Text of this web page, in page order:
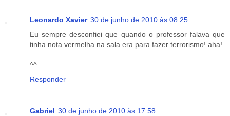
Leonardo Xavier 30 de junho de 2010 às 08:25
Eu sempre desconfiei que quando o professor falava que
tinha nota vermelha na sala era para fazer terrorismo! aha!
^^
Responder
Gabriel 30 de junho de 2010 às 17:58